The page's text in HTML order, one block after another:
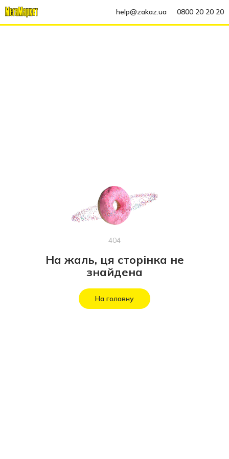
help@zakaz.ua 0800 20 20 20
404
На жаль, ця сторінка не
знайдена
На головну